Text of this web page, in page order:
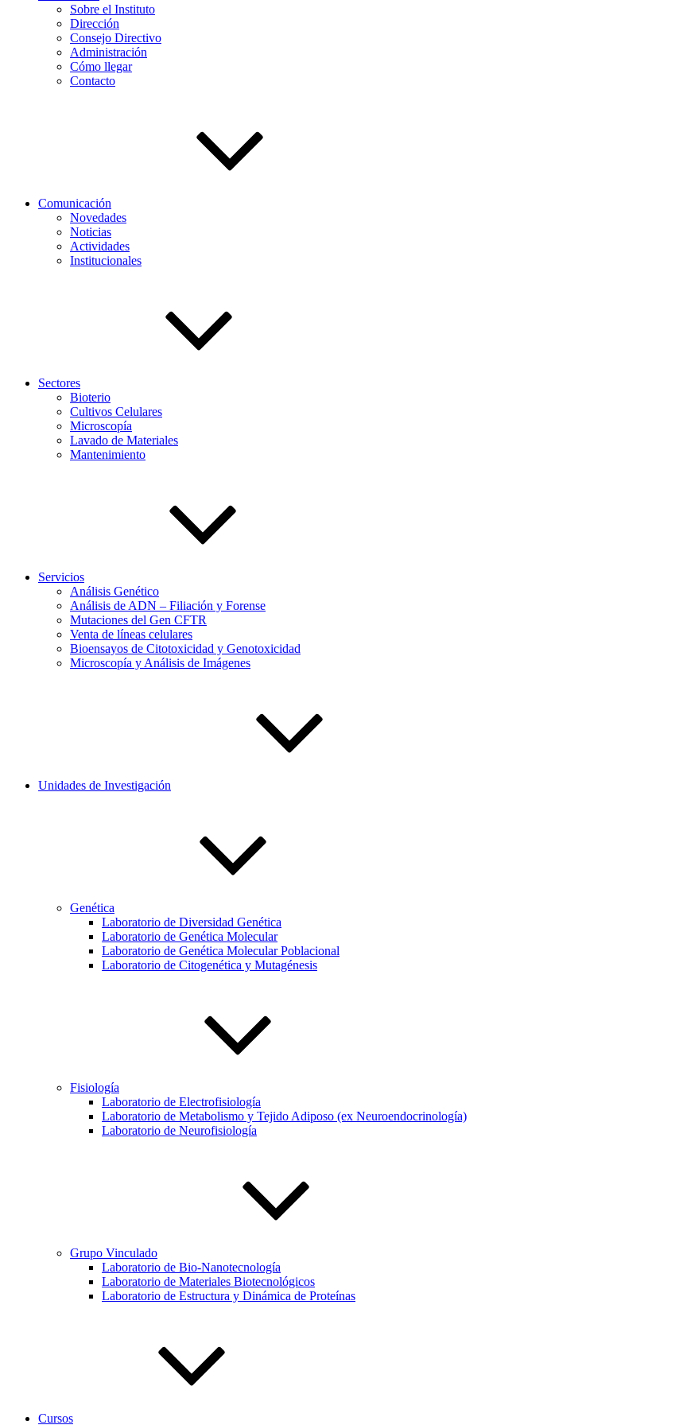
Sobre el Instituto
Dirección
Consejo Directivo
Administración
Cómo llegar
Contacto
Comunicación
Novedades
Noticias
Actividades
Institucionales
Sectores
Bioterio
Cultivos Celulares
Microscopía
Lavado de Materiales
Mantenimiento
Servicios
Análisis Genético
Análisis de ADN – Filiación y Forense
Mutaciones del Gen CFTR
Venta de líneas celulares
Bioensayos de Citotoxicidad y Genotoxicidad
Microscopía y Análisis de Imágenes
Unidades de Investigación
Genética
Laboratorio de Diversidad Genética
Laboratorio de Genética Molecular
Laboratorio de Genética Molecular Poblacional
Laboratorio de Citogenética y Mutagénesis
Fisiología
Laboratorio de Electrofisiología
Laboratorio de Metabolismo y Tejido Adiposo (ex Neuroendocrinología)
Laboratorio de Neurofisiología
Grupo Vinculado
Laboratorio de Bio-Nanotecnología
Laboratorio de Materiales Biotecnológicos
Laboratorio de Estructura y Dinámica de Proteínas
Cursos